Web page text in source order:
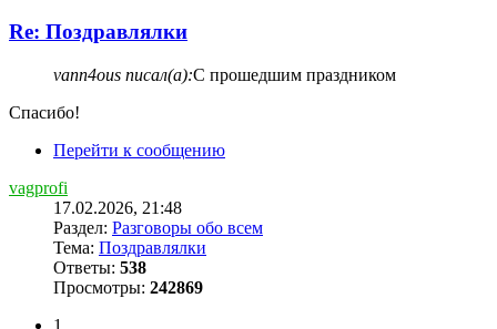
Re: Поздравлялки
vann4ous писал(а):С прошедшим праздником
Спасибо!
Перейти к сообщению
vagprofi
17.02.2026, 21:48
Раздел: Разговоры обо всем
Тема: Поздравлялки
Ответы: 538
Просмотры: 242869
1